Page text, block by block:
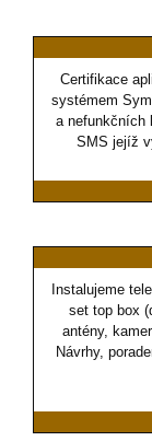
Certifikace
systémem
a nefunkčních
SMS jejíž
Instalujeme
set top box
antény,
Návrhy,